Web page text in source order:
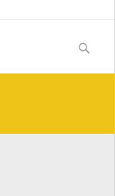
content
Ricerca
per: